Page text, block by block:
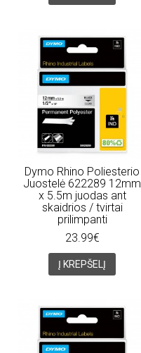
Dymo Rhino Poliesterio
Juostelė 622289 12mm
x 5.5m juodas ant
skaidrios / tvirtai
prilimpanti
23.99€
Į KREPŠELĮ